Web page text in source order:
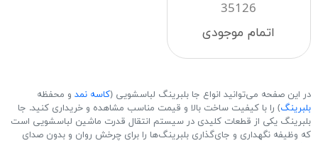
35126
اتمام موجودی
در این صفحه می‌توانید انواع جا بلبرینگ لباسشویی (کاسه نمد و محفظه
بلبرینگ) را با کیفیت ساخت بالا و قیمت مناسب مشاهده و خریداری کنید. جا
بلبرینگ یکی از قطعات کلیدی در سیستم انتقال قدرت ماشین لباسشویی است
که وظیفه نگهداری و جای‌گذاری بلبرینگ‌ها را برای چرخش روان و بدون صدای